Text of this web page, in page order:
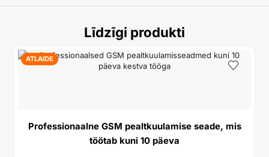
Līdzīgi produkti
ATLAIDE
Professionaalne GSM pealtkuulamise seade, mis
töötab kuni 10 päeva